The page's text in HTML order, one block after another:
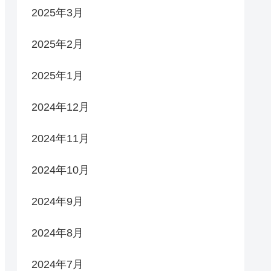
2025年3月
2025年2月
2025年1月
2024年12月
2024年11月
2024年10月
2024年9月
2024年8月
2024年7月